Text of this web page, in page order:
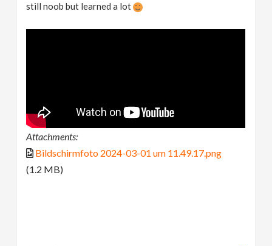
still noob but learned a lot
Attachments:
Bildschirmfoto 2024-03-01 um 11.49.17.png
(1.2 MB)